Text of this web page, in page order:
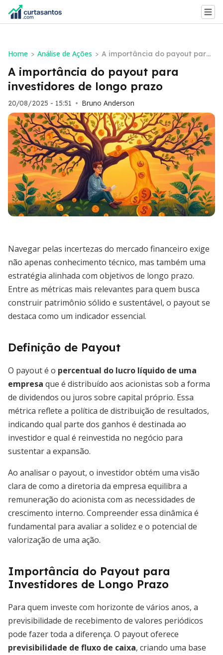
Home > Análise de Ações > A importância do payout para i
A importância do payout para
investidores de longo prazo
20/08/2025 - 15:51 • Bruno Anderson
Navegar pelas incertezas do mercado financeiro exige
não apenas conhecimento técnico, mas também uma
estratégia alinhada com objetivos de longo prazo.
Entre as métricas mais relevantes para quem busca
construir patrimônio sólido e sustentável, o payout se
destaca como um indicador essencial.
Definição de Payout
O payout é o percentual do lucro líquido de uma
empresa que é distribuído aos acionistas sob a forma
de dividendos ou juros sobre capital próprio. Essa
métrica reflete a política de distribuição de resultados,
indicando qual parte dos ganhos é destinada ao
investidor e qual é reinvestida no negócio para
sustentar a expansão.
Ao analisar o payout, o investidor obtém uma visão
clara de como a diretoria da empresa equilibra a
remuneração do acionista com as necessidades de
crescimento interno. Compreender essa dinâmica é
fundamental para avaliar a solidez e o potencial de
valorização de uma ação.
Importância do Payout para
Investidores de Longo Prazo
Para quem investe com horizonte de vários anos, a
previsibilidade de recebimento de valores periódicos
pode fazer toda a diferença. O payout oferece
previsibilidade de fluxo de caixa, criando uma base